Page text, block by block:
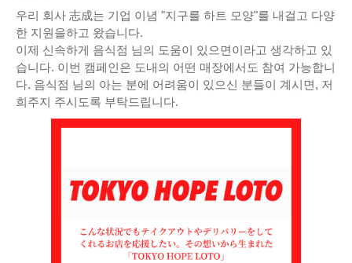
우리 회사 志成는 기업 이념 "지구를 하트 모양"를 내걸고 다양
한 지원을하고 왔습니다.
이제 신속하게 음식점 님의 도움이 있으면이라고 생각하고 있
습니다. 이번 캠페인은 도내의 어떤 매장에서도 참여 가능합니
다. 음식점 님의 아는 분에 어려움이 있으신 분들이 계시면, 저
희주지 주시도록 부탁드립니다.